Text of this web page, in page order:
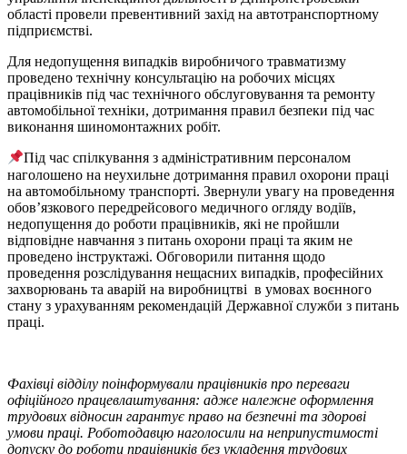
області провели превентивний захід на автотранспортному
підприємстві.
Для недопущення випадків виробничого травматизму
проведено технічну консультацію на робочих місцях
працівників під час технічного обслуговування та ремонту
автомобільної техніки, дотримання правил безпеки під час
виконання шиномонтажних робіт.
Під час спілкування з адміністративним персоналом
наголошено на неухильне дотримання правил охорони праці
на автомобільному транспорті. Звернули увагу на проведення
обов’язкового передрейсового медичного огляду водіїв,
недопущення до роботи працівників, які не пройшли
відповідне навчання з питань охорони праці та яким не
проведено інструктажі. Обговорили питання щодо
проведення розслідування нещасних випадків, професійних
захворювань та аварій на виробництві в умовах воєнного
стану з урахуванням рекомендацій Державної служби з питань
праці.
Фахівці відділу поінформували працівників про переваги
офіційного працевлаштування: адже належне оформлення
трудових відносин гарантує право на безпечні та здорові
умови праці. Роботодавцю наголосили на неприпустимості
допуску до роботи працівників без укладення трудових